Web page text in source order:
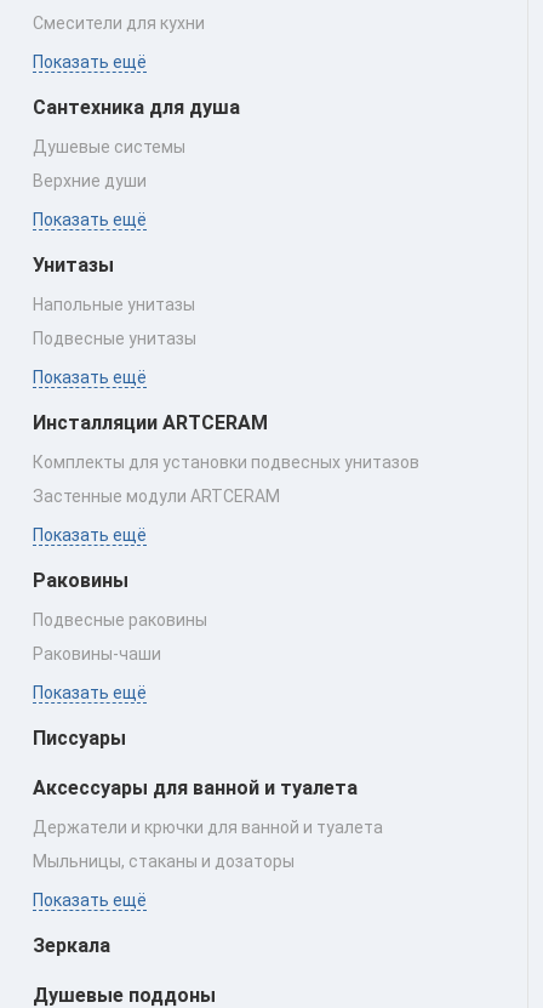
Смесители для кухни
Показать ещё
Сантехника для душа
Душевые системы
Верхние души
Показать ещё
Унитазы
Напольные унитазы
Подвесные унитазы
Показать ещё
Инсталляции ARTCERAM
Комплекты для установки подвесных унитазов
Застенные модули ARTCERAM
Показать ещё
Раковины
Подвесные раковины
Раковины‑чаши
Показать ещё
Писсуары
Аксессуары для ванной и туалета
Держатели и крючки для ванной и туалета
Мыльницы, стаканы и дозаторы
Показать ещё
Зеркала
Душевые поддоны